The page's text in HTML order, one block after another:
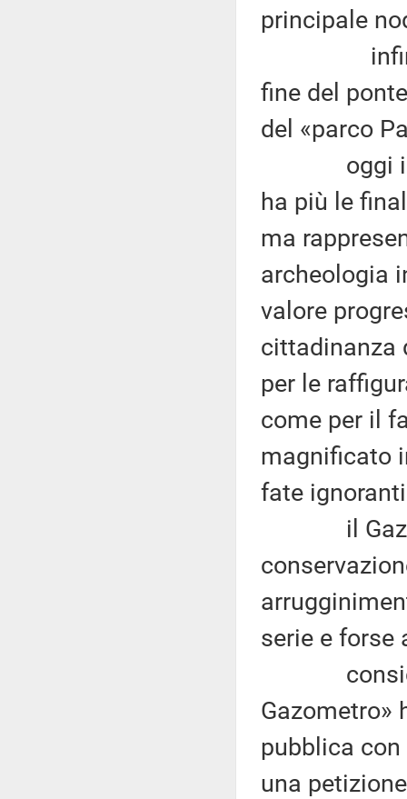
principale
infine,
fine del
del «parco
oggi il
ha più le
ma
archeologia
valore
cittadinanza
per le
come per il
magnificato
fate
il
serie e forse
Gazometro»
pubblica
una